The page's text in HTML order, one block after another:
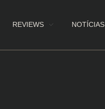
REVIEWS NOTÍCIAS